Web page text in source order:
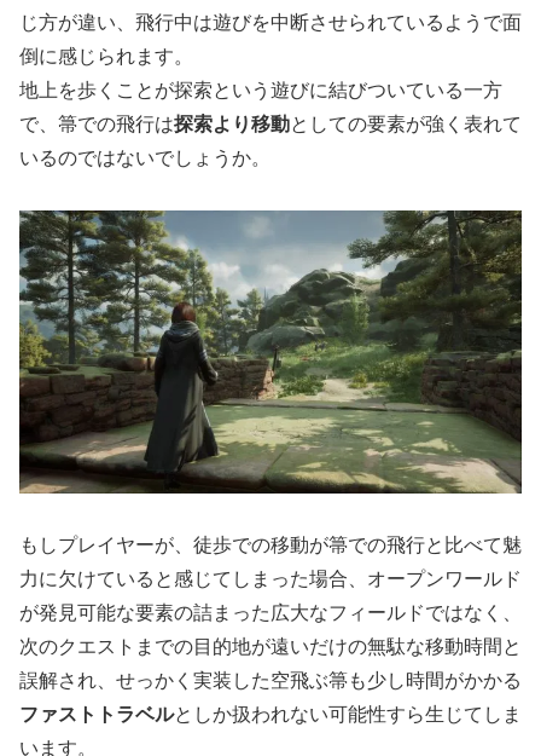
じ方が違い、飛行中は遊びを中断させられているようで面
倒に感じられます。
地上を歩くことが探索という遊びに結びついている一方
で、箒での飛行は探索より移動としての要素が強く表れて
いるのではないでしょうか。
もしプレイヤーが、徒歩での移動が箒での飛行と比べて魅
力に欠けていると感じてしまった場合、オープンワールド
が発見可能な要素の詰まった広大なフィールドではなく、
次のクエストまでの目的地が遠いだけの無駄な移動時間と
誤解され、せっかく実装した空飛ぶ箒も少し時間がかかる
ファストトラベルとしか扱われない可能性すら生じてしま
います。